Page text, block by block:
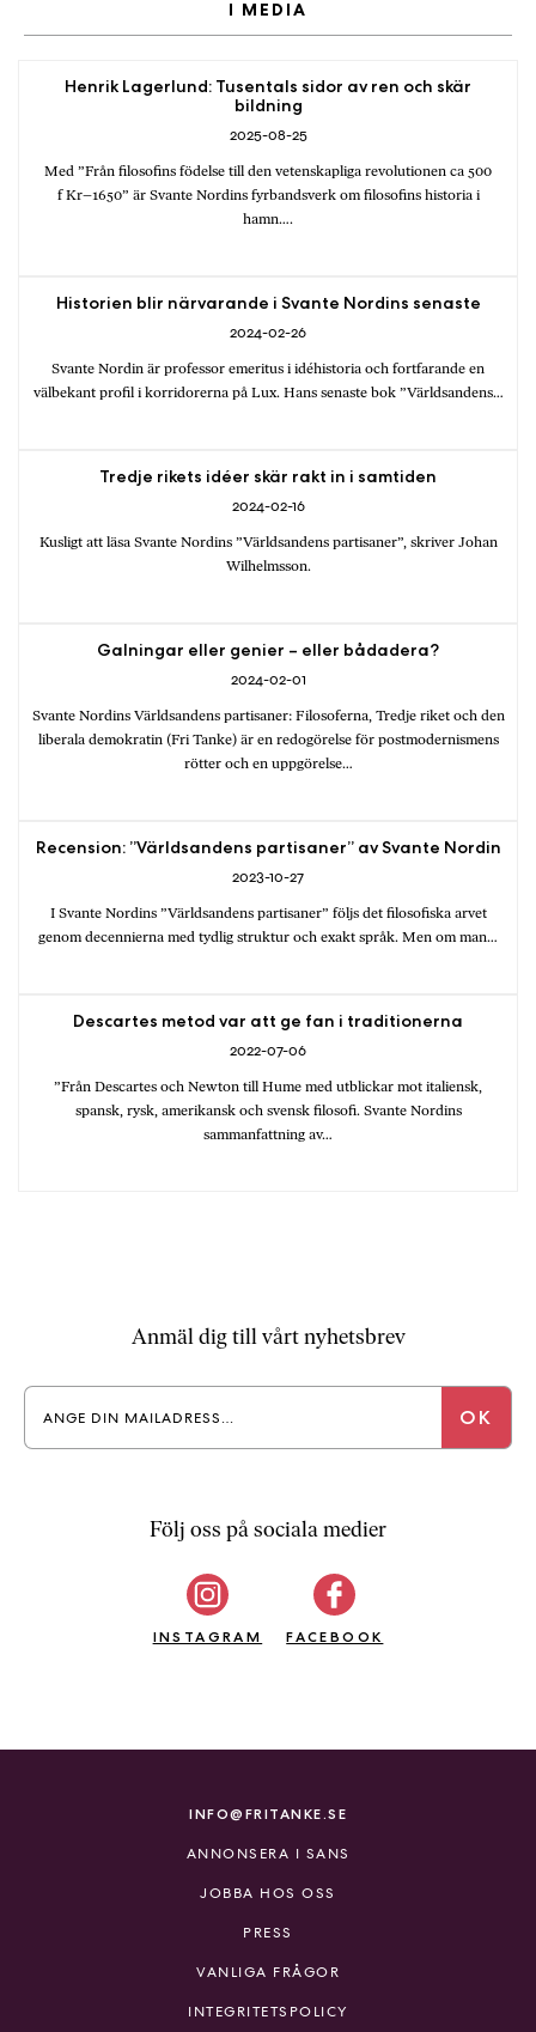
I MEDIA
2025-08-25
Henrik Lagerlund: Tusentals sidor av ren och skär
bildning
Med ”Från filosofins födelse till den vetenskapliga revolutionen ca 500
f Kr–1650” är Svante Nordins fyrbandsverk om filosofins historia i
hamn….
2024-02-26
Historien blir närvarande i Svante Nordins senaste
Svante Nordin är professor emeritus i idéhistoria och fortfarande en
välbekant profil i korridorerna på Lux. Hans senaste bok ”Världsandens…
2024-02-16
Tredje rikets idéer skär rakt in i samtiden
Kusligt att läsa Svante Nordins ”Världsandens partisaner”, skriver Johan
Wilhelmsson.
2024-02-01
Galningar eller genier – eller bådadera?
Svante Nordins Världsandens partisaner: Filosoferna, Tredje riket och den
liberala demokratin (Fri Tanke) är en redogörelse för postmodernismens
rötter och en uppgörelse…
2023-10-27
Recension: ”Världsandens partisaner” av Svante Nordin
I Svante Nordins ”Världsandens partisaner” följs det filosofiska arvet
genom decennierna med tydlig struktur och exakt språk. Men om man…
2022-07-06
Descartes metod var att ge fan i traditionerna
”Från Descartes och Newton till Hume med utblickar mot italiensk,
spansk, rysk, amerikansk och svensk filosofi. Svante Nordins
sammanfattning av…
Anmäl dig till vårt nyhetsbrev
Följ oss på sociala medier
INSTAGRAM FACEBOOK
INFO@FRITANKE.SE
ANNONSERA I SANS
JOBBA HOS OSS
PRESS
VANLIGA FRÅGOR
INTEGRITETSPOLICY